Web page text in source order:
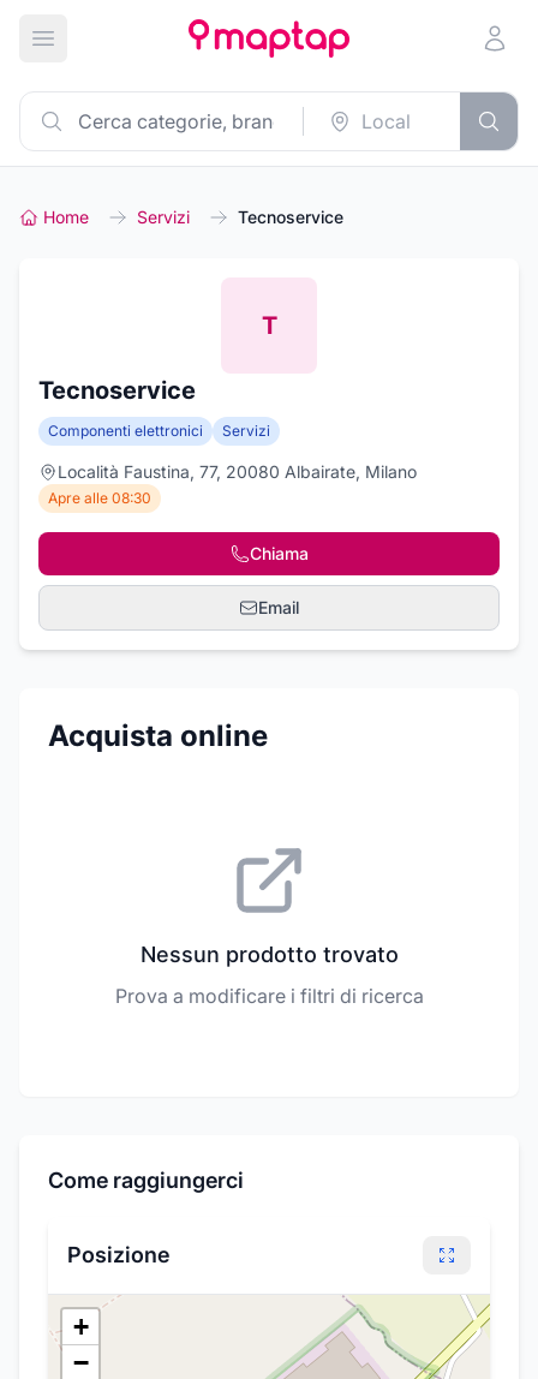
Apri menu principale
Home Servizi Tecnoservice
T
Tecnoservice
Componenti elettronici Servizi
Località Faustina, 77, 20080 Albairate, Milano
Apre alle 08:30
Chiama
Email
Acquista online
Nessun prodotto trovato
Prova a modificare i filtri di ricerca
Come raggiungerci
Posizione
+
−